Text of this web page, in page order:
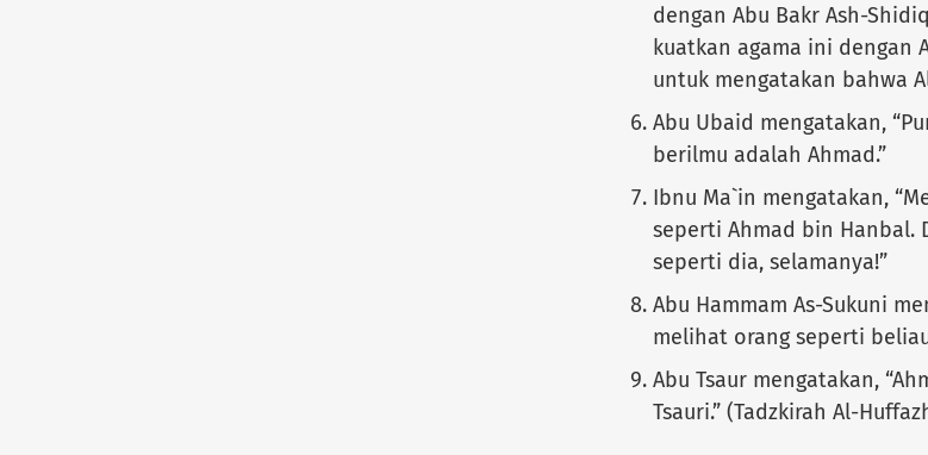
dengan Abu Bakr Ash-
kuatkan agama ini dengan
untuk mengatakan bahwa
Abu Ubaid mengatakan,
berilmu adalah Ahmad.”
Ibnu Ma`in mengatakan,
seperti Ahmad bin Hanbal.
seperti dia, selamanya!”
Abu Hammam As-Sukuni
melihat orang seperti
Abu Tsaur mengatakan,
Tsauri.” (Tadzkirah Al-